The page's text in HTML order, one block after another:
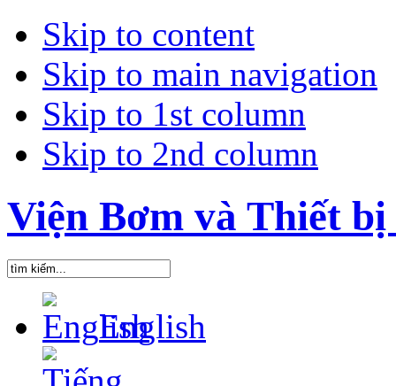
Skip to content
Skip to main navigation
Skip to 1st column
Skip to 2nd column
Viện Bơm và Thiết
English